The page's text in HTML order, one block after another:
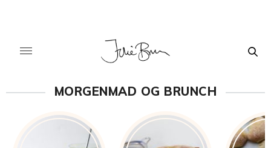
MORGENMAD OG BRUNCH